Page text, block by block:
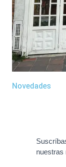
Novedades
nuestras